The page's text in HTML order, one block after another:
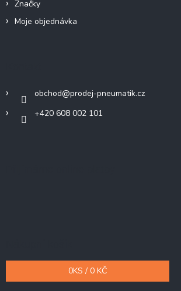
Značky
Moje objednávka
obchod@prodej-pneumatik.cz
+420 608 002 101
0KS / 0 KČ